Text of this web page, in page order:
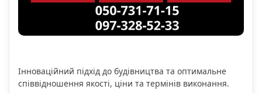
Інноваційний підхід до будівництва та оптимальне
співвідношення якості, ціни та термінів виконання.